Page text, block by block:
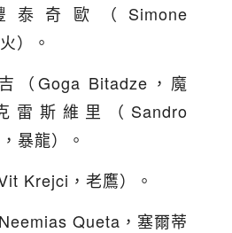
奇歐（Simone
）。
（Goga Bitadze，魔
雷斯維里（Sandro
暴龍）。
Krejci，老鷹）。
Queta，塞爾蒂